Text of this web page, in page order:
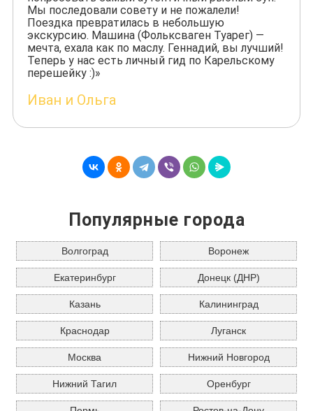
Мы последовали совету и не пожалели!
Поездка превратилась в небольшую
экскурсию. Машина (Фольксваген Туарег) —
мечта, ехала как по маслу. Геннадий, вы лучший!
Теперь у нас есть личный гид по Карельскому
перешейку :)»
Иван и Ольга
Популярные города
Волгоград Воронеж
Екатеринбург Донецк (ДНР)
Казань Калининград
Краснодар Луганск
Москва Нижний Новгород
Нижний Тагил Оренбург